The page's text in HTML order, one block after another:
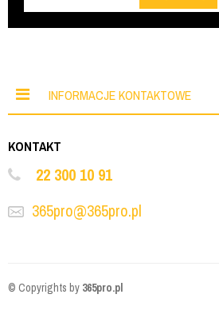
INFORMACJE KONTAKTOWE
KONTAKT
22 300 10 91
365pro@365pro.pl
© Copyrights by 365pro.pl